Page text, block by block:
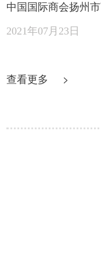
中国国际商会扬州
2021年07月23日
查看更多 >